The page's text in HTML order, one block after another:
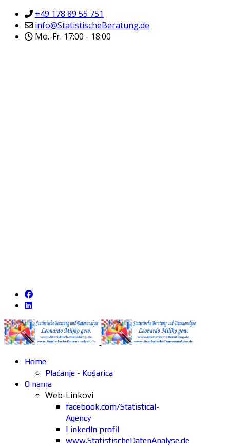
+49 178 89 55 751
info@StatistischeBeratung.de
Mo.-Fr. 17:00 - 18:00
Home
Plaćanje - Košarica
O nama
Web-Linkovi
facebook.com/Statistical-
Agency
LinkedIn profil
www.StatistischeDatenAnalyse.de